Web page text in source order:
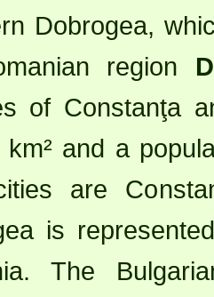
Dobrogea,
region
of Constanţa
km² and a
are
is
The